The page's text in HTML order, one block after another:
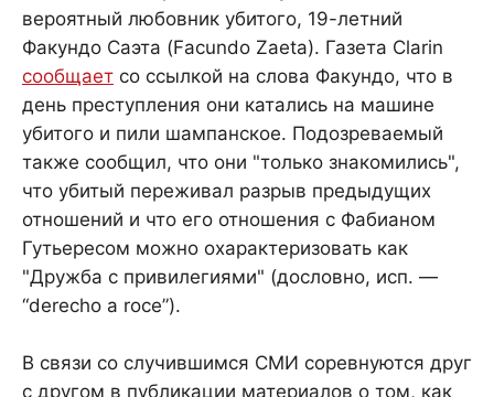
вероятный любовник убитого, 19-летний
Факундо Саэта (Facundo Zaeta). Газета Clarin
сообщает со ссылкой на слова Факундо, что в
день преступления они катались на машине
убитого и пили шампанское. Подозреваемый
также сообщил, что они "только знакомились",
что убитый переживал разрыв предыдущих
отношений и что его отношения с Фабианом
Гутьересом можно охарактеризовать как
"Дружба с привилегиями" (дословно, исп. —
“derecho a roce”).
В связи со случившимся СМИ соревнуются друг
с другом в публикации материалов о том, как